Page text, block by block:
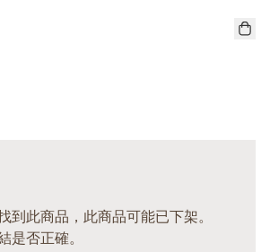
到此商品，此商品可能已下架。
是否正確。